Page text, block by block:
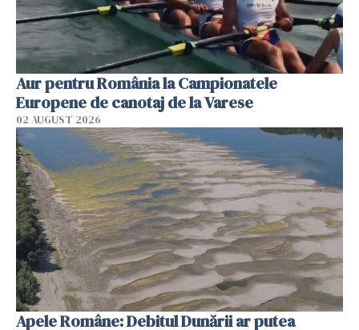
Aur pentru România la Campionatele
Europene de canotaj de la Varese
02 AUGUST 2026
Apele Române: Debitul Dunării ar putea